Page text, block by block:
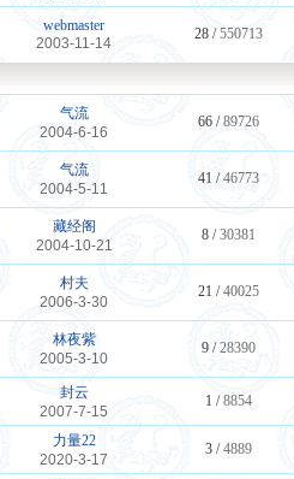
webmaster
2003-11-14
28 /550713
气流
2004-6-16
66 /89726
气流
2004-5-11
41 /46773
藏经阁
2004-10-21
8 /30381
村夫
2006-3-30
21 /40025
林夜紫
2005-3-10
9 /28390
封云
2007-7-15
1 /8854
力量22
2020-3-17
3 /4889